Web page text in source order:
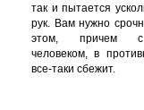
так и пытается
рук. Вам нужно
этом, причем с
человеком, в
все-таки сбежит.